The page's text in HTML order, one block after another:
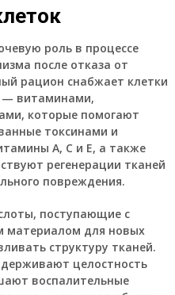
роль в процессе
после отказа от
рацион снабжает клетки
— витаминами,
которые помогают
токсинами и
А, С и Е, а также
регенерации тканей
повреждения.
поступающие с
материалом для новых
структуру тканей.
целостность
воспалительные